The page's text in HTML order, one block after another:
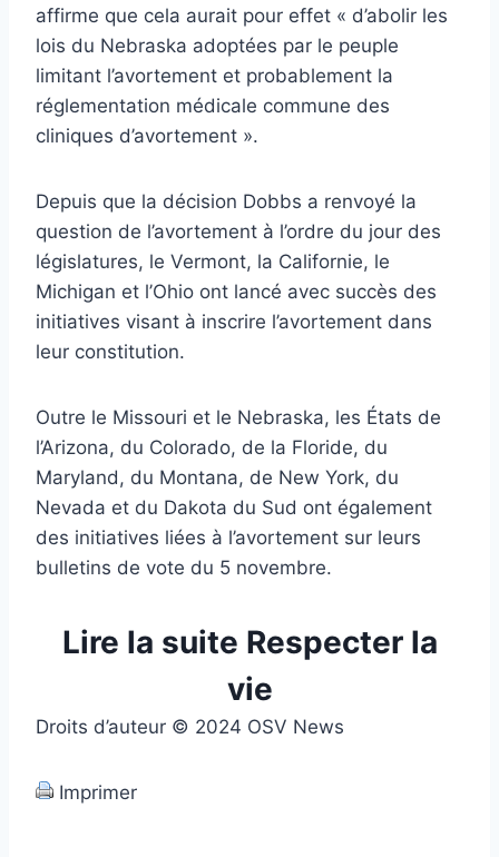
affirme que cela aurait pour effet « d’abolir les
lois du Nebraska adoptées par le peuple
limitant l’avortement et probablement la
réglementation médicale commune des
cliniques d’avortement ».
Depuis que la décision Dobbs a renvoyé la
question de l’avortement à l’ordre du jour des
législatures, le Vermont, la Californie, le
Michigan et l’Ohio ont lancé avec succès des
initiatives visant à inscrire l’avortement dans
leur constitution.
Outre le Missouri et le Nebraska, les États de
l’Arizona, du Colorado, de la Floride, du
Maryland, du Montana, de New York, du
Nevada et du Dakota du Sud ont également
des initiatives liées à l’avortement sur leurs
bulletins de vote du 5 novembre.
Lire la suite Respecter la
vie
Droits d’auteur © 2024 OSV News
Imprimer